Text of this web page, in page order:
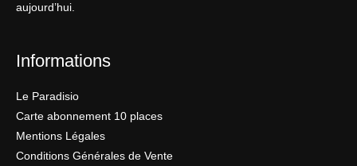
aujourd’hui.
Informations
Le Paradisio
Carte abonnement 10 places
Mentions Légales
Conditions Générales de Vente